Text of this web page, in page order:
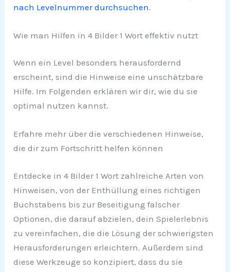
nach Levelnummer durchsuchen.
Wie man Hilfen in 4 Bilder 1 Wort effektiv nutzt
Wenn ein Level besonders herausfordernd
erscheint, sind die Hinweise eine unschätzbare
Hilfe. Im Folgenden erklären wir dir, wie du sie
optimal nutzen kannst.
Erfahre mehr über die verschiedenen Hinweise,
die dir zum Fortschritt helfen können
Entdecke in 4 Bilder 1 Wort zahlreiche Arten von
Hinweisen, von der Enthüllung eines richtigen
Buchstabens bis zur Beseitigung falscher
Optionen, die darauf abzielen, dein Spielerlebnis
zu vereinfachen, die die Lösung der schwierigsten
Herausforderungen erleichtern. Außerdem sind
diese Werkzeuge so konzipiert, dass du sie